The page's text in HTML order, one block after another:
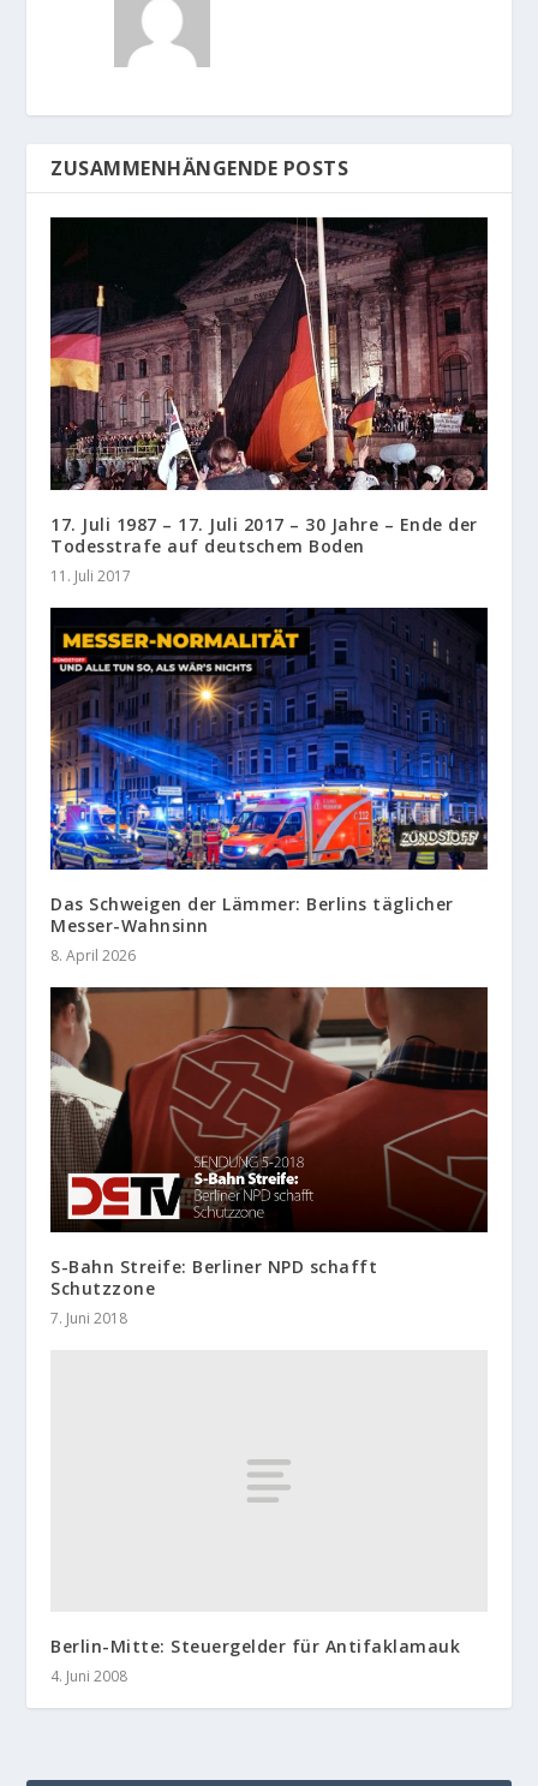
ZUSAMMENHÄNGENDE POSTS
17. Juli 1987 – 17. Juli 2017 – 30 Jahre – Ende der
Todesstrafe auf deutschem Boden
11. Juli 2017
Das Schweigen der Lämmer: Berlins täglicher
Messer-Wahnsinn
8. April 2026
S-Bahn Streife: Berliner NPD schafft
Schutzzone
7. Juni 2018
Berlin-Mitte: Steuergelder für Antifaklamauk
4. Juni 2008